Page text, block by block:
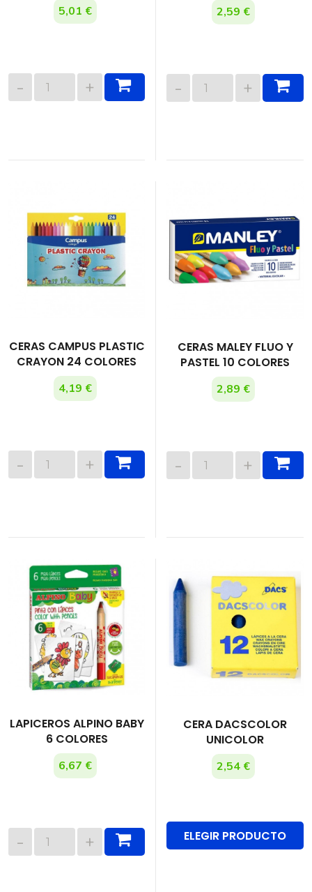
5,01 € 2,59 €
CERAS CAMPUS PLASTIC
CRAYON 24 COLORES
4,19 €
CERAS MALEY FLUO Y
PASTEL 10 COLORES
2,89 €
LAPICEROS ALPINO BABY
6 COLORES
6,67 €
CERA DACSCOLOR
UNICOLOR
2,54 €
ELEGIR PRODUCTO